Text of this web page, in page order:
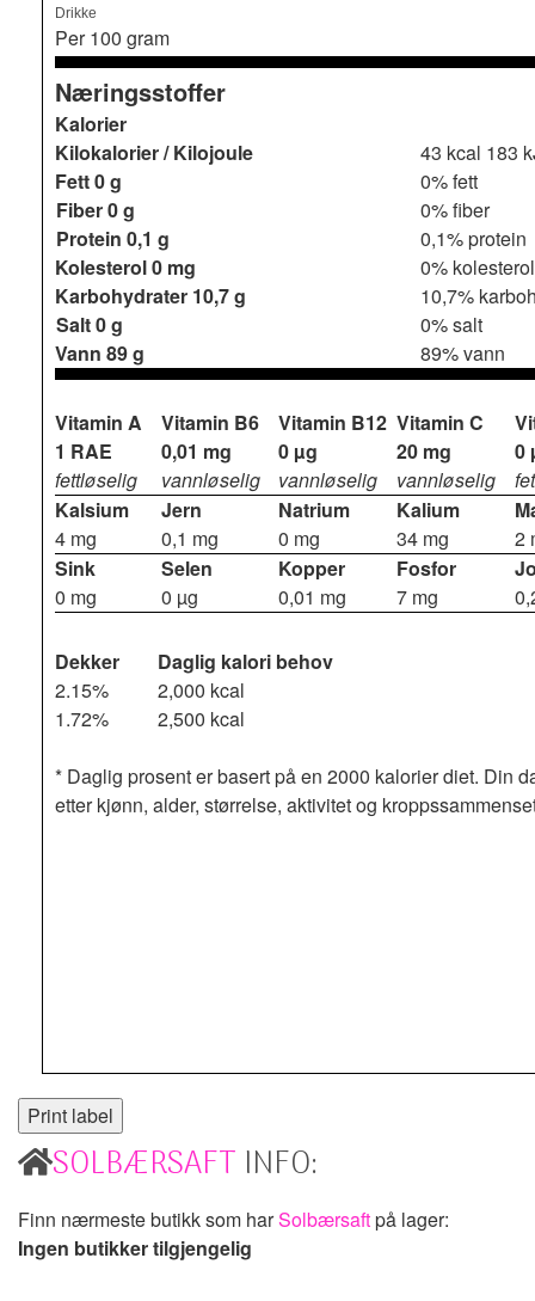
Drikke
Per 100 gram
Næringsstoffer
Kalorier
Kilokalorier / Kilojoule
43 kcal 183
Fett0 g
0% fett
Fiber0 g
0% fiber
Protein 0,1 g
0,1% protein
Kolesterol0 mg
0% kolesterol
Karbohydrater 10,7 g
10,7%
Salt0 g
0% salt
Vann 89 g 89% vann
Vitamin A
1 RAE
fettløselig
Vitamin B6
0,01 mg
vannløselig
Vitamin B12
0 µg
vannløselig
Vitamin C
20 mg
vannløselig
0
Kalsium
4 mg
Jern
0,1 mg
Natrium
0 mg
Kalium
34 mg
2
Sink
0 mg
Selen
0 µg
Kopper
0,01 mg
Fosfor
7 mg
Dekker
Daglig kalori behov
2.15%
2,000 kcal
1.72%
2,500 kcal
* Daglig prosent er basert på en 2000 kalorier diet. Din
etter kjønn, alder, størrelse, aktivitet og
SOLBÆRSAFT INFO:
Finn nærmeste butikk som harSolbærsaftpå lager:
Ingen butikker tilgjengelig